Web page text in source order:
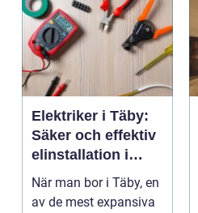
Elektriker i Täby:
Säker och effektiv
elinstallation i
norrort
När man bor i Täby, en
av de mest expansiva